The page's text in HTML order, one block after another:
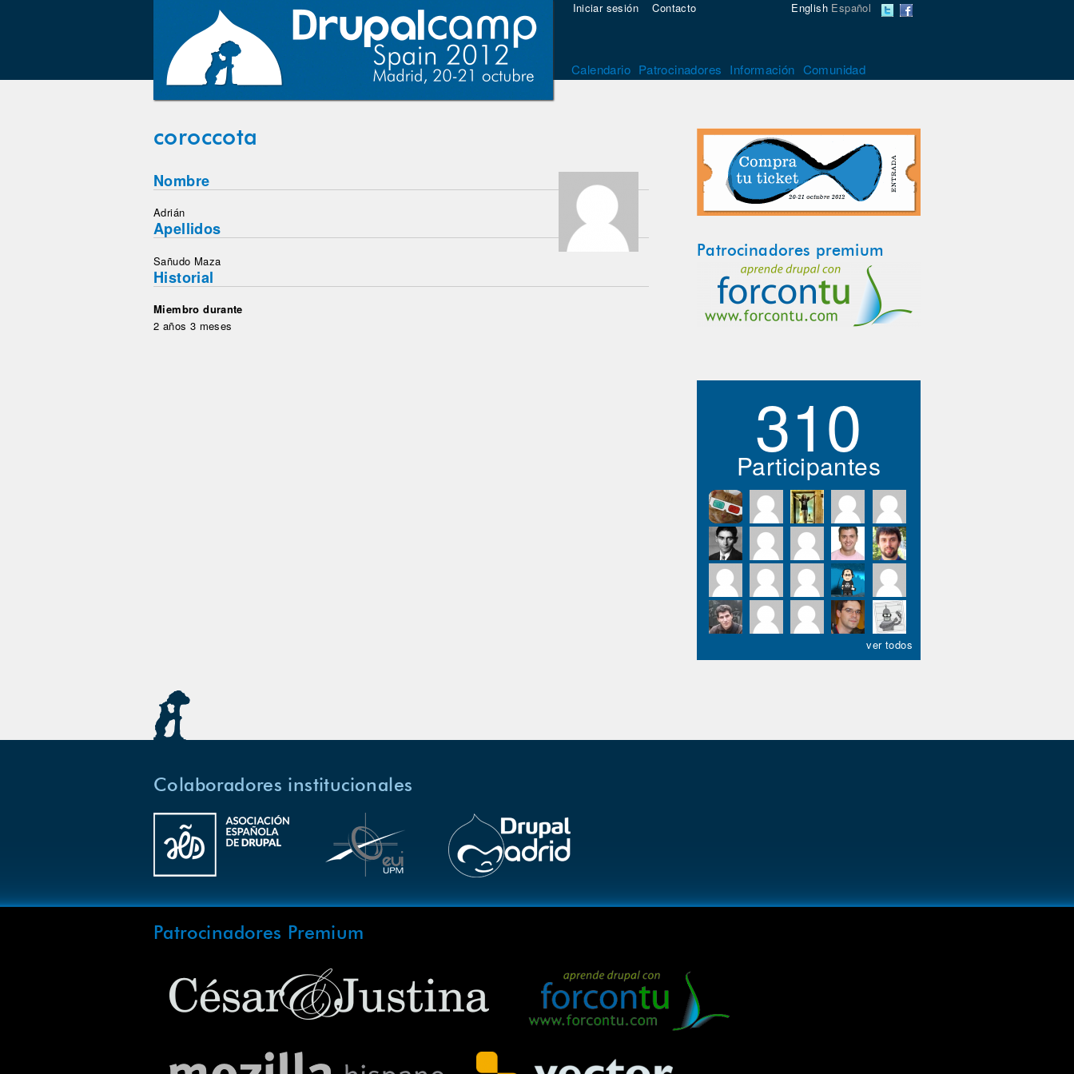
English Español
Iniciar sesión Contacto
Calendario Patrocinadores Información Comunidad
coroccota
Nombre
Adrián
Apellidos
Sañudo Maza
Historial
Miembro durante
2 años 3 meses
Patrocinadores premium
310
Participantes
ver todos
Colaboradores institucionales
Patrocinadores Premium